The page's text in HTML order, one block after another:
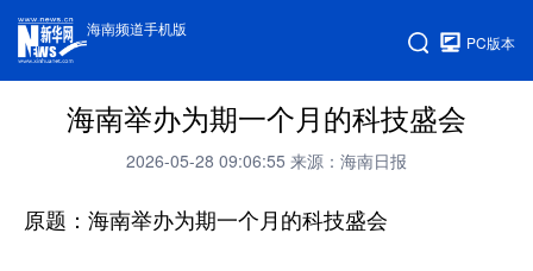
海南频道手机版
PC版本
海南举办为期一个月的科技盛会
2026-05-28 09:06:55 来源：海南日报
原题：海南举办为期一个月的科技盛会